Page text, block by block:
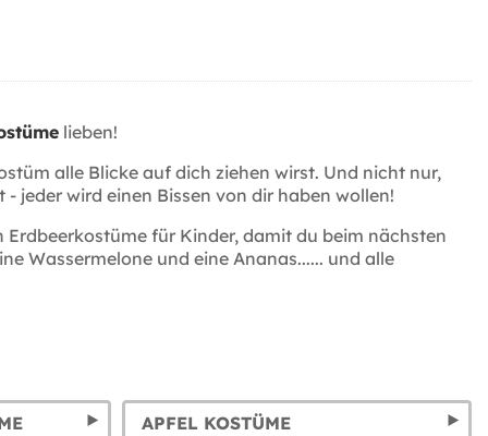
lieben!
alle Blicke auf dich ziehen wirst. Und nicht nur,
jeder wird einen Bissen von dir haben wollen!
für Kinder, damit du beim nächsten
Wassermelone und eine Ananas...... und alle
APFEL KOSTÜME